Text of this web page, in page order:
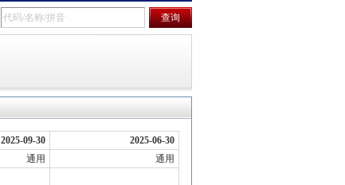
2025-09-30
2025-06-30
通用
通用